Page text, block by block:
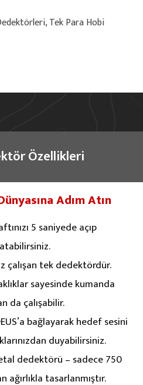
,Tek Para Hobi
Özellikleri
Adım Atın
5 saniyede açıp
çalışan tek dedektördür.
sayesinde kumanda
da çalışabilir.
bağlayarak hedef sesini
duyabilirsiniz.
dedektörü – sadece 750
ağırlıkla tasarlanmıştır.